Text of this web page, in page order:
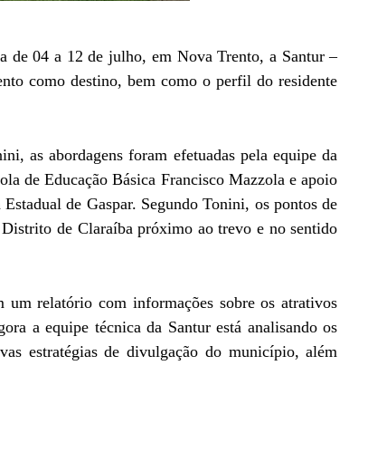
de 04 a 12 de julho, em Nova Trento, a Santur –
como destino, bem como o perfil do residente
as abordagens foram efetuadas pela equipe da
de Educação Básica Francisco Mazzola e apoio
de Gaspar. Segundo Tonini, os pontos de
de Claraíba próximo ao trevo e no sentido
um relatório com informações sobre os atrativos
a equipe técnica da Santur está analisando os
estratégias de divulgação do município, além